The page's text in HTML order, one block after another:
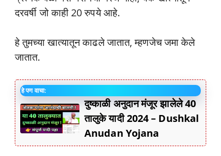
दरवर्षी जो काही 20 रुपये आहे.
हे तुमच्या खात्यातून काढले जातात, म्हणजेच जमा केले
जातात.
हे पण वाचा:
दुष्काळी अनुदान मंजूर झालेले 40
तालुके यादी 2024 – Dushkal
Anudan Yojana